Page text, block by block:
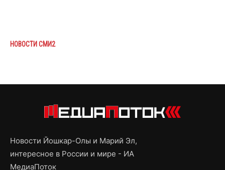
НОВОСТИ СМИ2
Новости Йошкар-Олы и Марий Эл,
интересное в России и мире - ИА
МедиаПоток